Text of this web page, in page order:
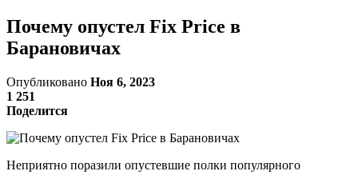
Почему опустел Fix Price в
Барановичах
Опубликовано Ноя 6, 2023
1 251
Поделится
Неприятно поразили опустевшие полки популярного